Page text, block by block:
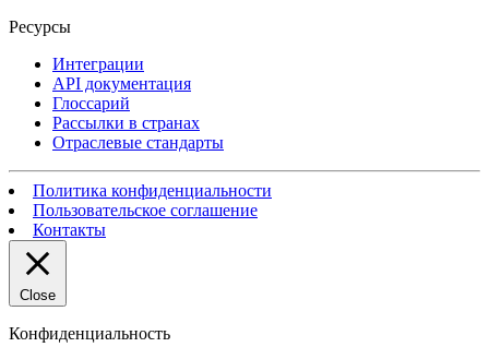
Ресурсы
Интеграции
API документация
Глоссарий
Рассылки в странах
Отраслевые стандарты
Политика конфиденциальности
Пользовательское соглашение
Контакты
Close
Конфиденциальность